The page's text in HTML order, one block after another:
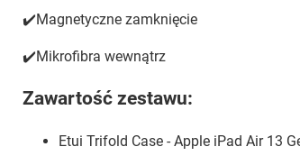
✔️Magnetyczne zamknięcie
✔️Mikrofibra wewnątrz
Zawartość zestawu:
Etui Trifold Case - Apple iPad Air 13